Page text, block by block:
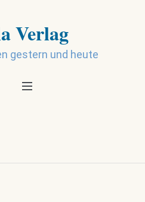
Verlag
gestern und heute